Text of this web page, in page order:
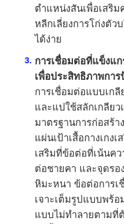
ตำแหน่งสันเพื่อเสริ
หลีกเลี่ยงการโก่งตั
ได้ง่าย
การเชื่อมต่อที่แข็งแ
เพื่อประสิทธิภาพกา
การเชื่อมต่อแบบเกลี
และแปใช้สลักเกลียว
มาตรฐานการก่อสร้
แผ่นเป้าเสื้อกางเกง
เสริมที่ข้อต่อที่เน้นค
ต่อชายคา และจุดรอ
หิมะหนา ข้อต่อการเ
เจาะเต็มรูปแบบพร้
แบบไม่ทำลายตามที่